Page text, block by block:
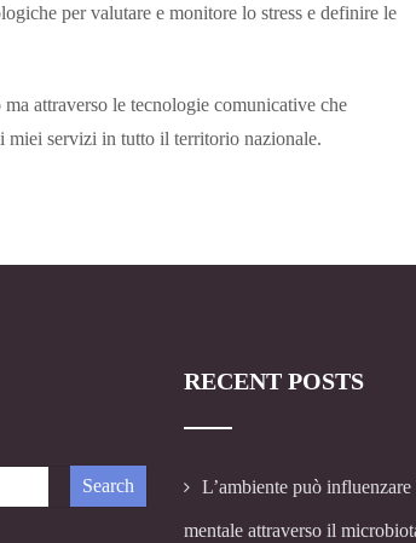
per valutare e monitore lo stress e definire le
attraverso le tecnologie comunicative che
miei servizi in tutto il territorio nazionale.
RECENT POSTS
L’ambiente può influenzare
mentale attraverso il